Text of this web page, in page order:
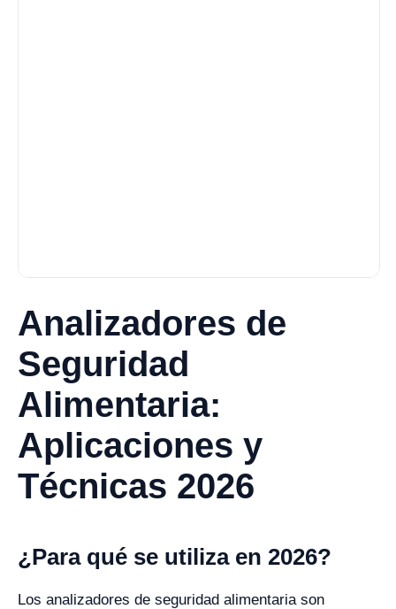
Analizadores de
Seguridad
Alimentaria:
Aplicaciones y
Técnicas 2026
¿Para qué se utiliza en 2026?
Los analizadores de seguridad alimentaria son